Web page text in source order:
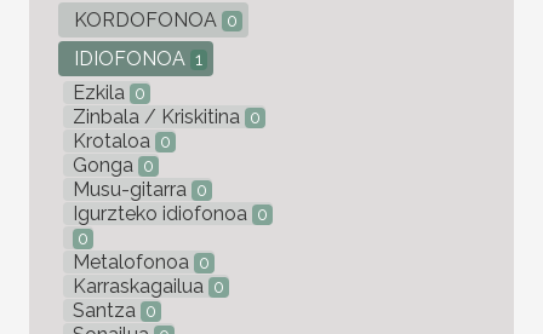
KORDOFONOA 0
IDIOFONOA 1
Ezkila 0
Zinbala / Kriskitina 0
Krotaloa 0
Gonga 0
Musu-gitarra 0
Igurzteko idiofonoa 0
0
Metalofonoa 0
Karraskagailua 0
Santza 0